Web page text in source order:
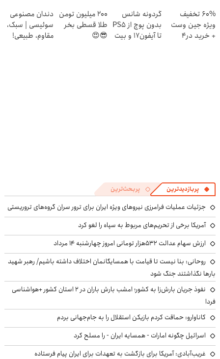
پرداخت درب
منزل
پرسش نامه ▶
ثبت کن
60% تخفیف
ویژه جین وست
+ خرید در4
گردونه شانس
بدون پوچ از PS5
تا آیفون17 و بیت
200 میلیون تومن
طلا قسطی بخر
😎😍
دندان مصنوعی
سوئیسی | سبک،
مقاوم، طبیعی!
پربازدیدترین پربحث‌ترین
جزئیات عملیات فرامرزی نیروهای ویژه ایران برای ترور سران گروه‌های تروریستی
آمریکا برخی از تحریم‌های مربوط به سپاه را لغو کرد
ارزش سهام عدالت ۵۳۲هزار تومانی امروز چهارشنبه ۱۴ مرداد
روحانی: بنا نیست تا قیامت با همسایگانمان اختلاف داشته باشیم/ رهبر شهید
بارها نگذاشتند جنگ شود
نفوذ جریان بارش‌زا به کشور؛ امشب بارش باران در ۲ استان کشور +هواشناسی
فردا
کاناوارو: حماقت کردم بازیکن استقلال را به جام‌جهانی بردم
اسرائیل چگونه امارات - همسایه ایران - را مسلح کرد
غریب‌آبادی: آمریکا برای بازگشت به تعهدات برای ایران پیام فرستاده